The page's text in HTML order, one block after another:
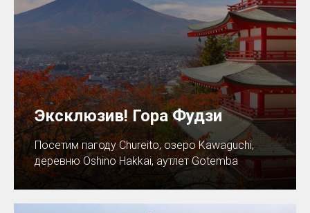
Эксклюзив! Гора Фудзи
Посетим пагоду Chureito, озеро Kawaguchi,
деревню Oshino Hakkai, аутлет Gotemba